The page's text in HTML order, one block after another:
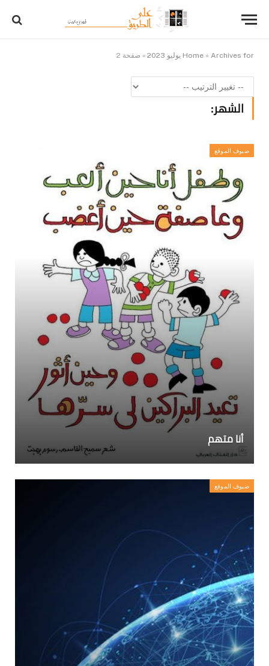
Home » Archives for يوليو 2023 » صفحة 2
الشهر:
ضيوف الموقع
أنا متهم
ضيوف الموقع